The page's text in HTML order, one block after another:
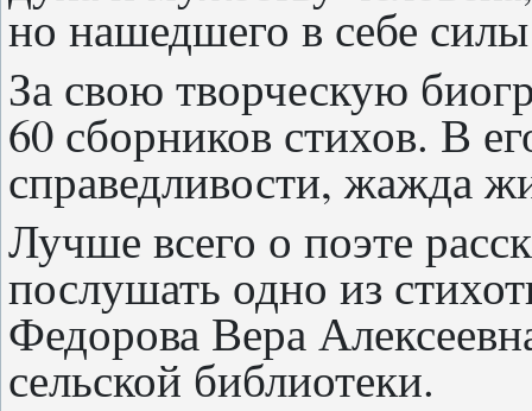
но нашедшего в себе
За свою творческую
60 сборников стихов. В
справедливости, жажда
Лучше всего о поэте
послушать одно из
Федорова Вера
сельской библиотеки.